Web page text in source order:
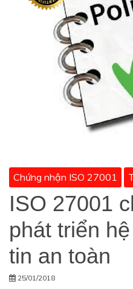
Chứng nhận ISO 27001
ISO 27001
phát triển
tin an toàn
25/01/2018